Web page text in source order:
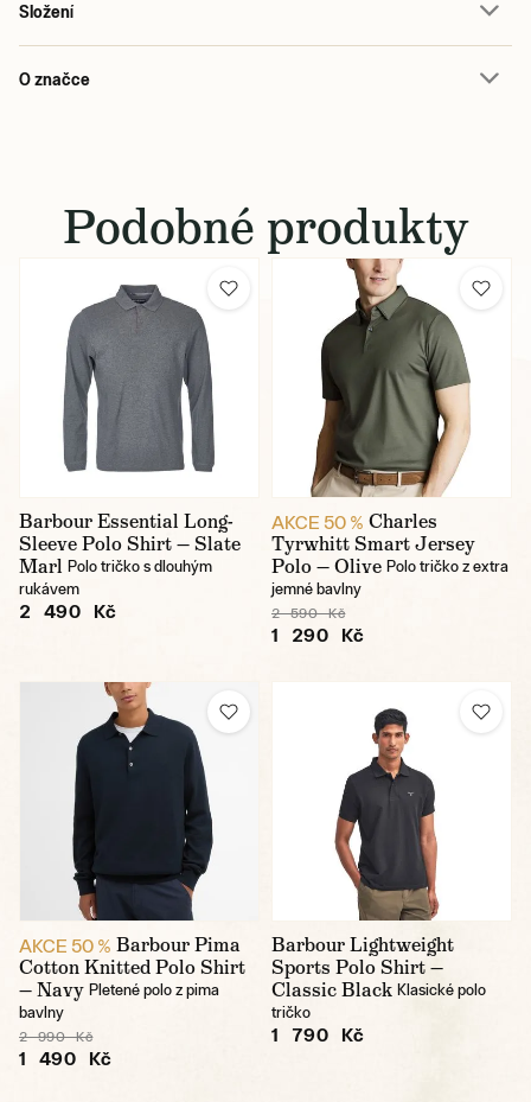
Složení
O značce
Podobné produkty
Barbour Essential Long-
Sleeve Polo Shirt — Slate
Marl Polo tričko s dlouhým
rukávem
2 490 Kč
AKCE 50 % Charles
Tyrwhitt Smart Jersey
Polo — Olive Polo tričko z extra
jemné bavlny
2 590 Kč
1 290 Kč
AKCE 50 % Barbour Pima
Cotton Knitted Polo Shirt
— Navy Pletené polo z pima
bavlny
2 990 Kč
1 490 Kč
Barbour Lightweight
Sports Polo Shirt —
Classic Black Klasické polo
tričko
1 790 Kč